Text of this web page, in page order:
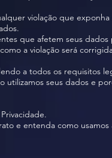
violação que
que afetem seus dados
a violação será
a todos os requisitos
seus dados e
e entenda como